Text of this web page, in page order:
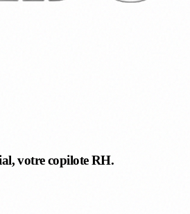
votre copilote RH.